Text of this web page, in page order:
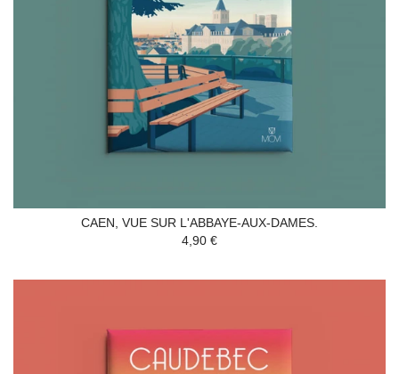
CAEN, VUE SUR L'ABBAYE-AUX-DAMES.
4,90 €